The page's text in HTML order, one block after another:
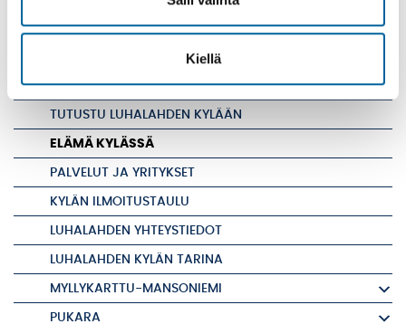
Kiellä
KOVELAHTI
LAHDENPOHJAN ALUEEN KYLÄT
LUHALAHTI
TUTUSTU LUHALAHDEN KYLÄÄN
ELÄMÄ KYLÄSSÄ
PALVELUT JA YRITYKSET
KYLÄN ILMOITUSTAULU
LUHALAHDEN YHTEYSTIEDOT
LUHALAHDEN KYLÄN TARINA
MYLLYKARTTU-MANSONIEMI
PUKARA